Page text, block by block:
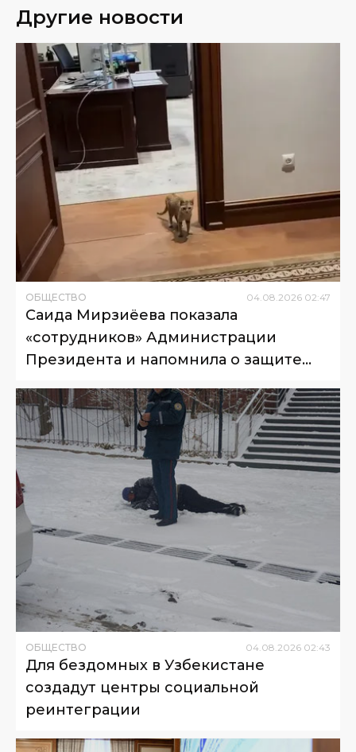
Другие новости
ОБЩЕСТВО 04 08 2026 02:47
Саида Мирзиёева показала
«сотрудников» Администрации
Президента и напомнила о защите
ОБЩЕСТВО 04 08 2026 02:43
Для бездомных в Узбекистане
создадут центры социальной
реинтеграции